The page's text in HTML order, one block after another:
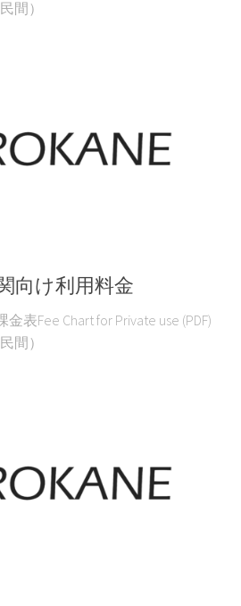
間）
向け利用料金
金表Fee Chart for Private use (PDF)
間）